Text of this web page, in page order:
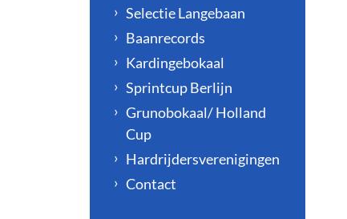
Selectie Langebaan
Baanrecords
Kardingebokaal
Sprintcup Berlijn
Grunobokaal/ Holland
Cup
Hardrijdersverenigingen
Contact